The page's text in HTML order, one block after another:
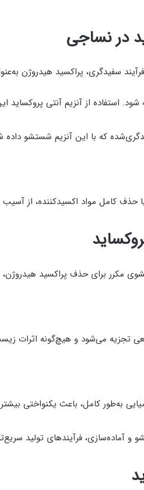
در نساجی
سفیدگری، پراکسید هیدروژن
استفاده از آنزیم آنتی پروکساید
که با این آنزیم شستشو داده
حذف کامل مواد اکسیدکننده، از
مکرر برای حذف پراکسید
تجزیه می‌شود و هیچ‌گونه اثرات
به‌طور کامل، باعث یکنواختی
آماده‌سازی، فرآیندهای تولید